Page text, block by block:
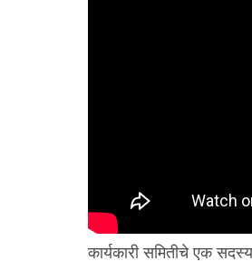
कार्यकारी समितीचे एक